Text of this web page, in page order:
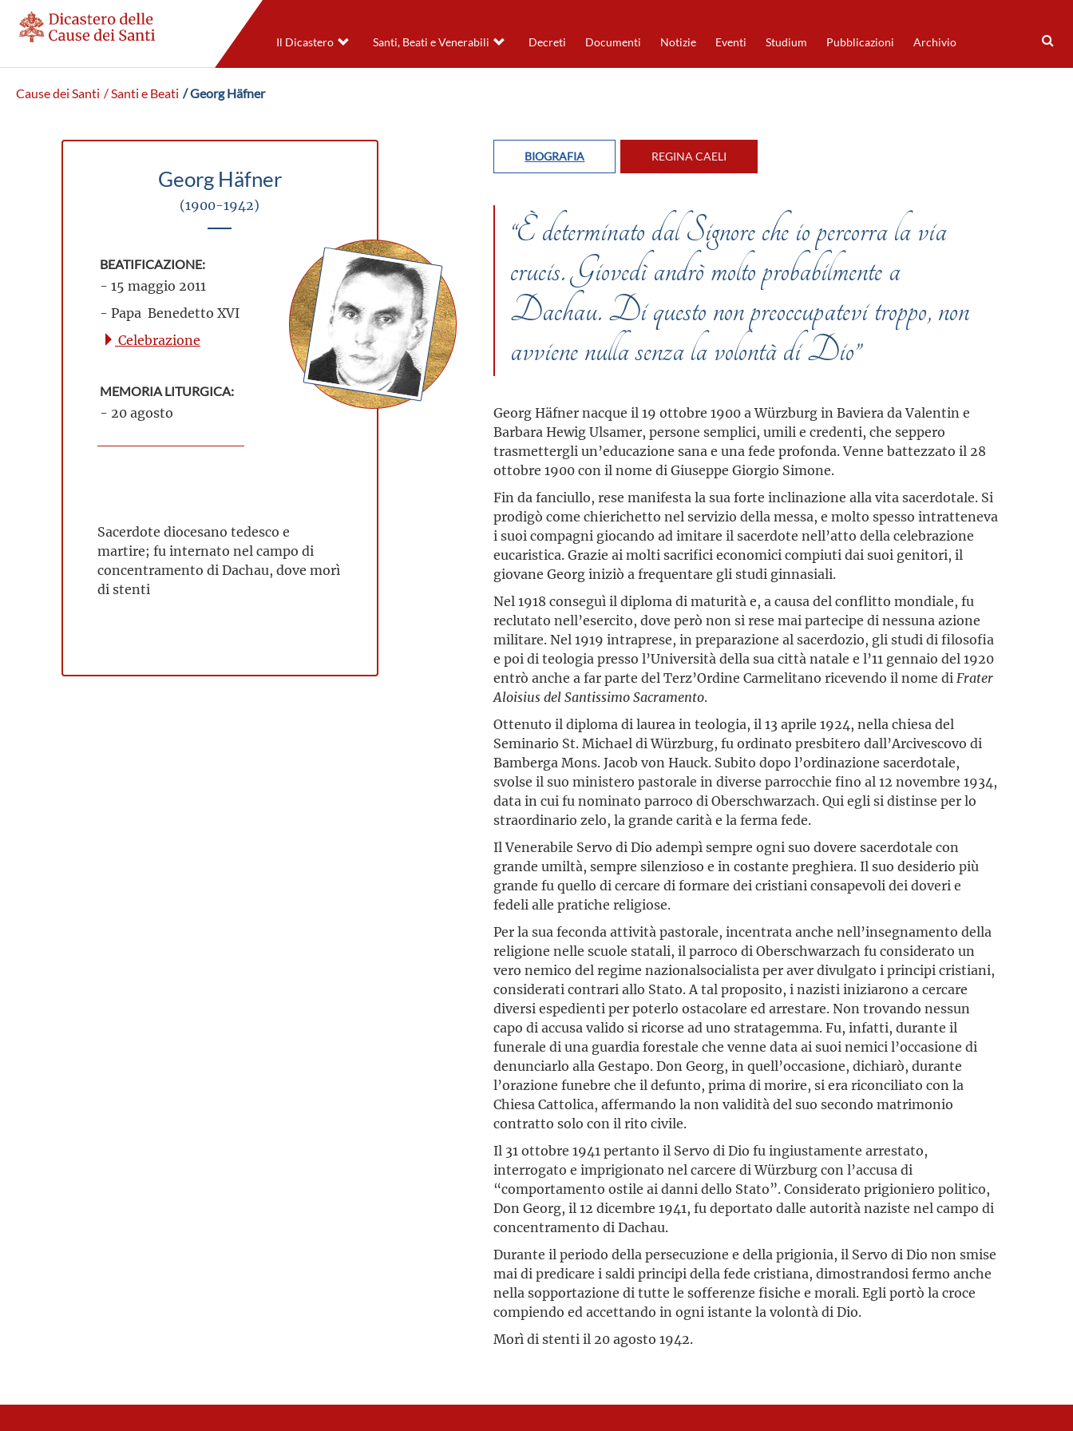
Il Dicastero Santi, Beati e Venerabili Decreti Documenti Notizie Eventi Studium Pubblicazioni Archivio
Cause dei Santi / Santi e Beati / Georg Häfner
Georg Häfner
(1900-1942)
BEATIFICAZIONE:
- 15 maggio 2011
- Papa Benedetto XVI
Celebrazione
MEMORIA LITURGICA:
- 20 agosto
Sacerdote diocesano tedesco e
martire; fu internato nel campo di
concentramento di Dachau, dove morì
di stenti
BIOGRAFIA REGINA CAELI
“È determinato dal Signore che io percorra la via
crucis. Giovedì andrò molto probabilmente a
Dachau. Di questo non preoccupatevi troppo, non
avviene nulla senza la volontà di Dio”
Georg Häfner nacque il 19 ottobre 1900 a Würzburg in Baviera da Valentin e
Barbara Hewig Ulsamer, persone semplici, umili e credenti, che seppero
trasmettergli un’educazione sana e una fede profonda. Venne battezzato il 28
ottobre 1900 con il nome di Giuseppe Giorgio Simone.
Fin da fanciullo, rese manifesta la sua forte inclinazione alla vita sacerdotale. Si
prodigò come chierichetto nel servizio della messa, e molto spesso intratteneva
i suoi compagni giocando ad imitare il sacerdote nell’atto della celebrazione
eucaristica. Grazie ai molti sacrifici economici compiuti dai suoi genitori, il
giovane Georg iniziò a frequentare gli studi ginnasiali.
Nel 1918 conseguì il diploma di maturità e, a causa del conflitto mondiale, fu
reclutato nell’esercito, dove però non si rese mai partecipe di nessuna azione
militare. Nel 1919 intraprese, in preparazione al sacerdozio, gli studi di filosofia
e poi di teologia presso l’Università della sua città natale e l’11 gennaio del 1920
entrò anche a far parte del Terz’Ordine Carmelitano ricevendo il nome di Frater
Aloisius del Santissimo Sacramento.
Ottenuto il diploma di laurea in teologia, il 13 aprile 1924, nella chiesa del
Seminario St. Michael di Würzburg, fu ordinato presbitero dall’Arcivescovo di
Bamberga Mons. Jacob von Hauck. Subito dopo l’ordinazione sacerdotale,
svolse il suo ministero pastorale in diverse parrocchie fino al 12 novembre 1934,
data in cui fu nominato parroco di Oberschwarzach. Qui egli si distinse per lo
straordinario zelo, la grande carità e la ferma fede.
Il Venerabile Servo di Dio adempì sempre ogni suo dovere sacerdotale con
grande umiltà, sempre silenzioso e in costante preghiera. Il suo desiderio più
grande fu quello di cercare di formare dei cristiani consapevoli dei doveri e
fedeli alle pratiche religiose.
Per la sua feconda attività pastorale, incentrata anche nell’insegnamento della
religione nelle scuole statali, il parroco di Oberschwarzach fu considerato un
vero nemico del regime nazionalsocialista per aver divulgato i principi cristiani,
considerati contrari allo Stato. A tal proposito, i nazisti iniziarono a cercare
diversi espedienti per poterlo ostacolare ed arrestare. Non trovando nessun
capo di accusa valido si ricorse ad uno stratagemma. Fu, infatti, durante il
funerale di una guardia forestale che venne data ai suoi nemici l’occasione di
denunciarlo alla Gestapo. Don Georg, in quell’occasione, dichiarò, durante
l’orazione funebre che il defunto, prima di morire, si era riconciliato con la
Chiesa Cattolica, affermando la non validità del suo secondo matrimonio
contratto solo con il rito civile.
Il 31 ottobre 1941 pertanto il Servo di Dio fu ingiustamente arrestato,
interrogato e imprigionato nel carcere di Würzburg con l’accusa di
“comportamento ostile ai danni dello Stato”. Considerato prigioniero politico,
Don Georg, il 12 dicembre 1941, fu deportato dalle autorità naziste nel campo di
concentramento di Dachau.
Durante il periodo della persecuzione e della prigionia, il Servo di Dio non smise
mai di predicare i saldi principi della fede cristiana, dimostrandosi fermo anche
nella sopportazione di tutte le sofferenze fisiche e morali. Egli portò la croce
compiendo ed accettando in ogni istante la volontà di Dio.
Morì di stenti il 20 agosto 1942.